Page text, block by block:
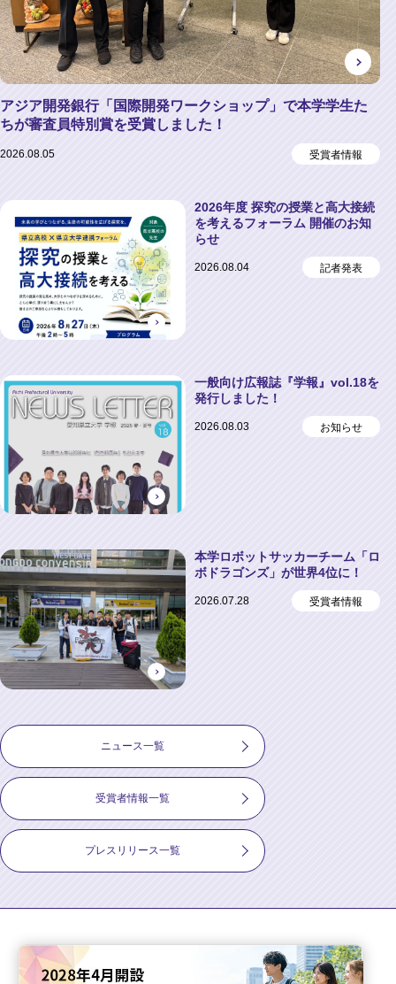
アジア開発銀行「国際開発ワークショップ」で本学学生た
ちが審査員特別賞を受賞しました！
2026.08.05 受賞者情報
2026年度 探究の授業と高大接続
を考えるフォーラム 開催のお知
らせ
2026.08.04 記者発表
一般向け広報誌『学報』vol.18を
発行しました！
2026.08.03 お知らせ
本学ロボットサッカーチーム「ロ
ボドラゴンズ」が世界4位に！
2026.07.28 受賞者情報
ニュース一覧
受賞者情報一覧
プレスリリース一覧